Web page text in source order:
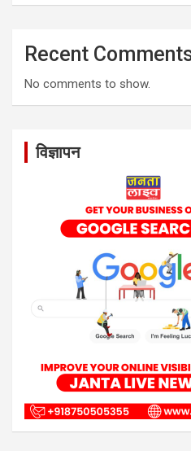
Recent
No comments to show.
विज्ञापन